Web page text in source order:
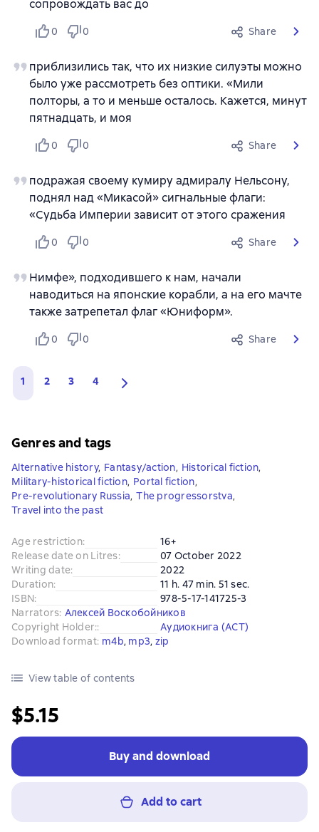
сопровождать вас до
0 0 Share
приблизились так, что их низкие силуэты можно
было уже рассмотреть без оптики. «Мили
полторы, а то и меньше осталось. Кажется, минут
пятнадцать, и моя
0 0 Share
подражая своему кумиру адмиралу Нельсону,
поднял над «Микасой» сигнальные флаги:
«Судьба Империи зависит от этого сражения
0 0 Share
Нимфе», подходившего к нам, начали
наводиться на японские корабли, а на его мачте
также затрепетал флаг «Юниформ».
0 0 Share
1 2 3 4
Genres and tags
Alternative history, Fantasy/action, Historical fiction,
Military-historical fiction, Portal fiction,
Pre-revolutionary Russia, The progressorstva,
Travel into the past
Age restriction:
16+
Release date on Litres:
07 October 2022
Writing date:
2022
Duration:
11 h. 47 min. 51 sec.
ISBN:
978-5-17-141725-3
Narrators: Алексей Воскобойников
Copyright Holder::
Аудиокнига (АСТ)
Download format: m4b, mp3, zip
View table of contents
$5.15
Buy and download
Add to cart